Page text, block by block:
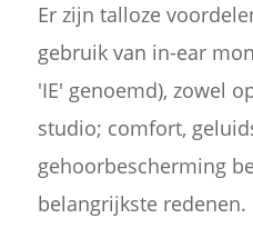
Er zijn talloze
gebruik van in-ear
'IE' genoemd), zowel
studio; comfort,
gehoorbescherming
belangrijkste redenen.